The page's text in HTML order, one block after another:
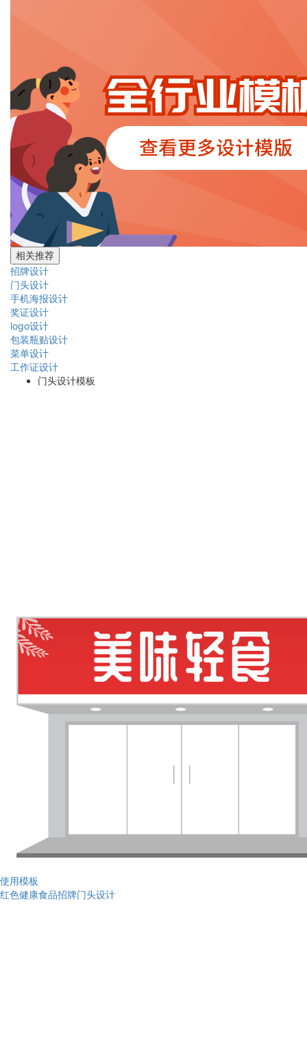
相关推荐
招牌设计
门头设计
手机海报设计
奖证设计
logo设计
包装瓶贴设计
菜单设计
工作证设计
门头设计模板
使用模板
红色健康食品招牌门头设计